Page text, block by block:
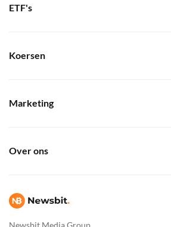
Newsbit Media Group
ETF's
Koersen
Marketing
Over ons